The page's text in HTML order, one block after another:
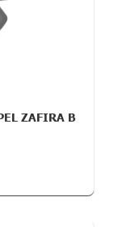
ZAFIRA B